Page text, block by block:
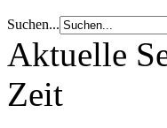
Suchen...
Aktuelle
Zeit